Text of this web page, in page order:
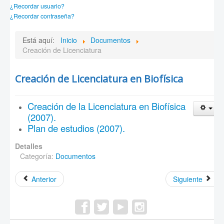
¿Recordar usuario?
¿Recordar contraseña?
Está aquí: Inicio
Documentos
Creación de Licenciatura
Creación de Licenciatura en Biofísica
Creación de la Licenciatura en Biofísica
(2007).
Plan de estudios (2007).
Detalles
Categoría: Documentos
Anterior Siguiente